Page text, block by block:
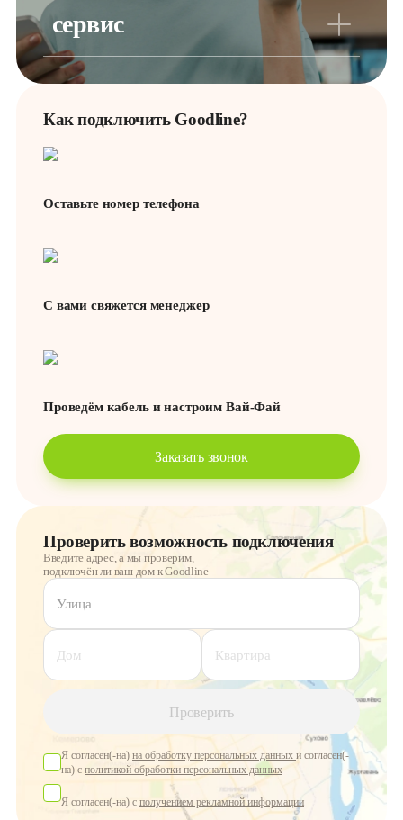
сервис
Делаем больше, чем от нас ждут. В приложении «Goodline –
личный кабинет» всегда доступен круглосуточный чат с
поддержкой
Как подключить Goodline?
Оставьте номер телефона
С вами свяжется менеджер
Проведём кабель и настроим Вай-Фай
Заказать звонок
Проверить возможность подключения
Введите адрес, а мы проверим,
подключён ли ваш дом к Goodline
Улица
Дом Квартира
Проверить
Я согласен(-на) на обработку персональных данных и согласен(-
на) с политикой обработки персональных данных
Я согласен(-на) с получением рекламной информации